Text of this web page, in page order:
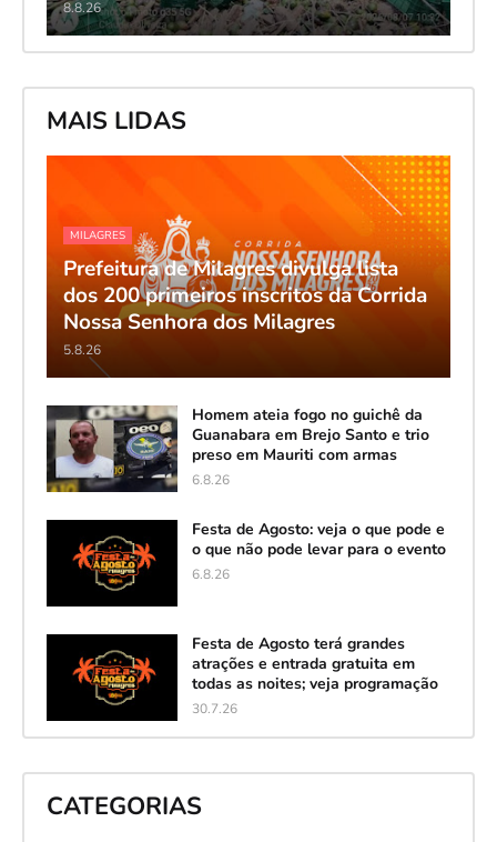
8.8.26
MAIS LIDAS
MILAGRES
Prefeitura de Milagres divulga lista
dos 200 primeiros inscritos da Corrida
Nossa Senhora dos Milagres
5.8.26
Homem ateia fogo no guichê da
Guanabara em Brejo Santo e trio
preso em Mauriti com armas
6.8.26
Festa de Agosto: veja o que pode e
o que não pode levar para o evento
6.8.26
Festa de Agosto terá grandes
atrações e entrada gratuita em
todas as noites; veja programação
30.7.26
CATEGORIAS